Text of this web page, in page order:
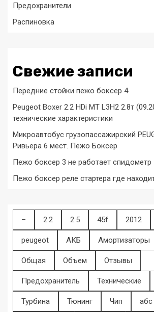
Предохранители
Распиновка
Свежие записи
Передние стойки пежо боксер 4
Peugeot Boxer 2.2 HDi MT L3H2 2.8т
технические характеристики
Микроавтобус грузопассажирский
Ривьера 6 мест. Пежо Боксер
Пежо боксер 3 не работает спидометр
Пежо боксер реле стартера где
– 2.2 2.5 45f 2012
peugeot АКБ Амортизаторы
Общая Объем Отзывы
Предохранитель Технические
Турбина Тюнинг Чип абс